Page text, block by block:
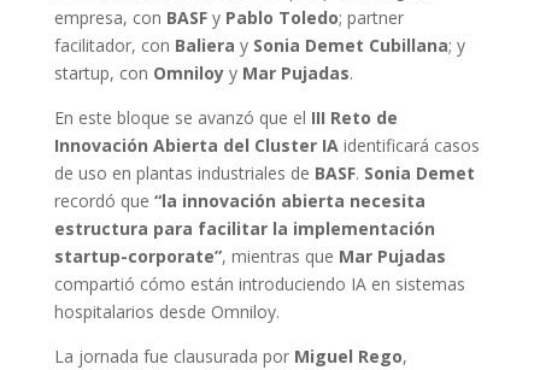
empresa, con BASFy Pablo Toledo; partner
facilitador, con Baliera y Sonia Demet Cubillana; y
startup, con Omniloyy Mar Pujadas.
En este bloque se avanzó que el III Reto de
Innovación Abierta del Cluster IAidentificará casos
de uso en plantas industriales de BASF. Sonia Demet
recordó que “la innovación abierta necesita
estructura para facilitar la implementación
startup-corporate”, mientras que Mar Pujadas
compartió cómo están introduciendo IA en sistemas
hospitalarios desde Omniloy.
La jornada fue clausurada por Miguel Rego,